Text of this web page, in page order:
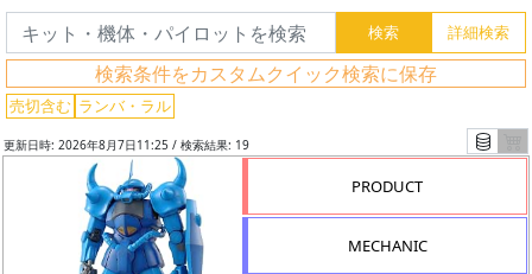
検索条件をカスタムクイック検索に保存
売切含む ランバ・ラル
更新日時: 2026年8月7日11:25 / 検索結果: 19
PRODUCT
MECHANIC